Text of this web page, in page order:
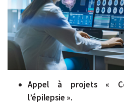
Appel à projets «
l’épilepsie ».